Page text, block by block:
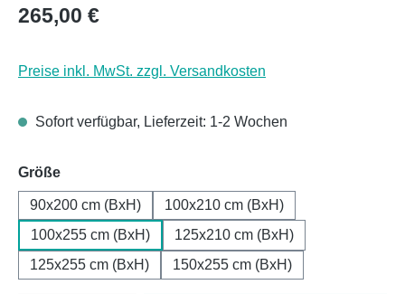
Regulärer Preis:
265,00 €
Preise inkl. MwSt. zzgl. Versandkosten
Sofort verfügbar, Lieferzeit: 1-2 Wochen
Größeauswählen
90x200 cm (BxH)
100x210 cm (BxH)
100x255 cm (BxH)
125x210 cm (BxH)
125x255 cm (BxH)
150x255 cm (BxH)